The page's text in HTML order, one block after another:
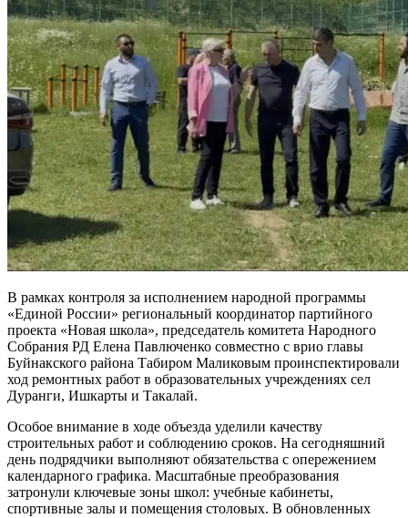
В рамках контроля за исполнением народной программы
«Единой России» региональный координатор партийного
проекта «Новая школа», председатель комитета Народного
Собрания РД Елена Павлюченко совместно с врио главы
Буйнакского района Табиром Маликовым проинспектировали
ход ремонтных работ в образовательных учреждениях сел
Дуранги, Ишкарты и Такалай.
Особое внимание в ходе объезда уделили качеству
строительных работ и соблюдению сроков. На сегодняшний
день подрядчики выполняют обязательства с опережением
календарного графика. Масштабные преобразования
затронули ключевые зоны школ: учебные кабинеты,
спортивные залы и помещения столовых. В обновленных